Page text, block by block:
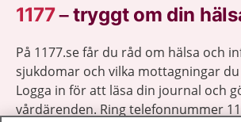
1177–tryggt om din
På 1177.se får du råd om hälsa och
sjukdomar och vilka mottagningar
Logga in för att läsa din journal och
vårdärenden. Ring telefonnummer